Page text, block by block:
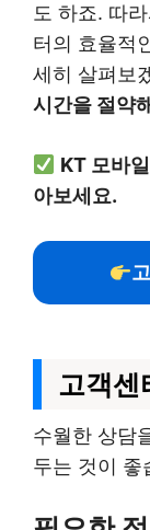
도 하죠. 따
터의 효율적
세히 살펴보
시간을 절약
KT 모바
아보세요.
고객센
수월한 상담
두는 것이 좋